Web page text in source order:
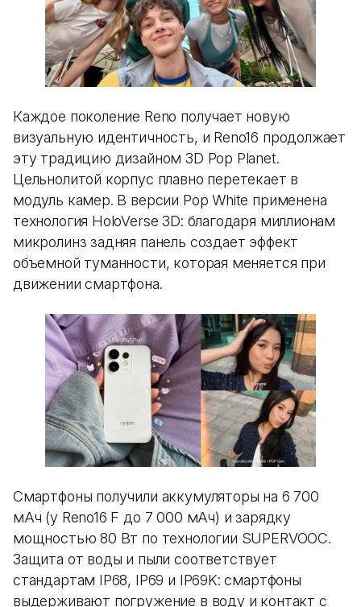
Каждое поколение Reno получает новую
визуальную идентичность, и Reno16 продолжает
эту традицию дизайном 3D Pop Planet.
Цельнолитой корпус плавно перетекает в
модуль камер. В версии Pop White применена
технология HoloVerse 3D: благодаря миллионам
микролинз задняя панель создает эффект
объемной туманности, которая меняется при
движении смартфона.
Смартфоны получили аккумуляторы на 6 700
мАч (у Reno16 F до 7 000 мАч) и зарядку
мощностью 80 Вт по технологии SUPERVOOC.
Защита от воды и пыли соответствует
стандартам IP68, IP69 и IP69K: смартфоны
выдерживают погружение в воду и контакт с